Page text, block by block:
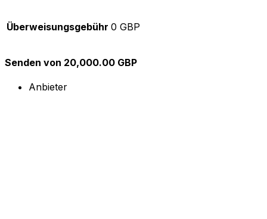
Überweisungsgebühr 0 GBP
Senden von 20,000.00 GBP
Anbieter